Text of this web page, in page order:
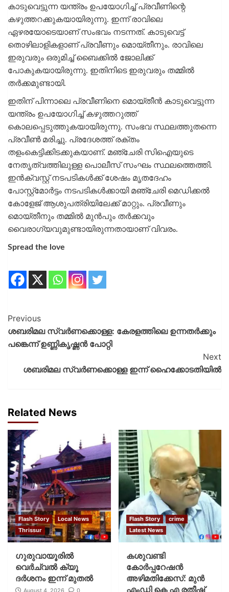
കാടുവെട്ടുന്ന യന്ത്രം ഉപയോഗിച്ച് പ്രവീണിന്റെ
കഴുത്തറക്കുകയായിരുന്നു. ഇന്ന് രാവിലെ
ഏഴരയോടെയാണ് സംഭവം നടന്നത്. കാടുവെട്ട്
തൊഴിലാളികളാണ് പ്രവീണും മൊയ്തീനും. രാവിലെ
ഇരുവരും ഒരുമിച്ച് ബൈക്കില്‍ ജോലിക്ക്
പോകുകയായിരുന്നു. ഇതിനിടെ ഇരുവരും തമ്മില്‍
തര്‍ക്കമുണ്ടായി.
ഇതിന് പിന്നാലെ പ്രവീണിനെ മൊയ്തീന്‍ കാടുവെട്ടുന്ന
യന്ത്രം ഉപയോഗിച്ച് കഴുത്തറുത്ത്
കൊലപ്പെടുത്തുകയായിരുന്നു. സംഭവ സ്ഥലത്തുതന്നെ
പ്രവീണ്‍ മരിച്ചു. പ്രദേശത്ത് രക്തം
തളംകെട്ടിക്കിടക്കുകയാണ്. മഞ്ചേരി സിഐയുടെ
നേതൃത്വത്തിലുള്ള പൊലീസ് സംഘം സ്ഥലത്തെത്തി.
ഇന്‍ക്വസ്റ്റ് നടപടികള്‍ക്ക് ശേഷം മൃതദേഹം
പോസ്റ്റ്‌മോര്‍ട്ടം നടപടികള്‍ക്കായി മഞ്ചേരി മെഡിക്കല്‍
കോളേജ് ആശുപത്രിയിലേക്ക് മാറ്റും. പ്രവീണും
മൊയ്തീനും തമ്മില്‍ മുന്‍പും തര്‍ക്കവും
വൈരാഗ്യവുമുണ്ടായിരുന്നതായാണ് വിവരം.
Spread the love
Previous
ശബരിമല സ്വർണക്കൊള്ള: കേരളത്തിലെ ഉന്നതർക്കും
പങ്കെന്ന് ഉണ്ണികൃഷ്ണൻ പോറ്റി
Next
ശബരിമല സ്വര്‍ണക്കൊള്ള ഇന്ന് ഹൈക്കോടതിയില്‍
Related News
Flash Story
Local News
Thrissur
ഗുരുവായൂരില്‍
വെര്‍ച്വല്‍ ക്യൂ
ദര്‍ശനം ഇന്ന് മുതല്‍
August 4, 2026 0
Flash Story
crime
Latest News
കശുവണ്ടി
കോര്‍പ്പറേഷന്‍
അഴിമതിക്കേസ്: മുന്‍
എംഡി കെ എ രതീഷ്